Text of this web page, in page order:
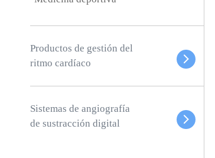
Productos de gestión del
ritmo cardíaco
Sistemas de angiografía
de sustracción digital